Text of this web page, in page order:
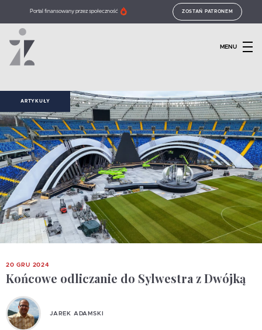
Portal finansowany przez społeczność ZOSTAŃ PATRONEM
MENU
ARTYKUŁY
20 GRU 2024
Końcowe odliczanie do Sylwestra z Dwójką
JAREK ADAMSKI